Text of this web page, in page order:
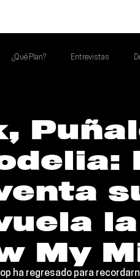
¿Qué Plan? Entrevistas
de la Semana Talento Mexa
My
ha regresado para